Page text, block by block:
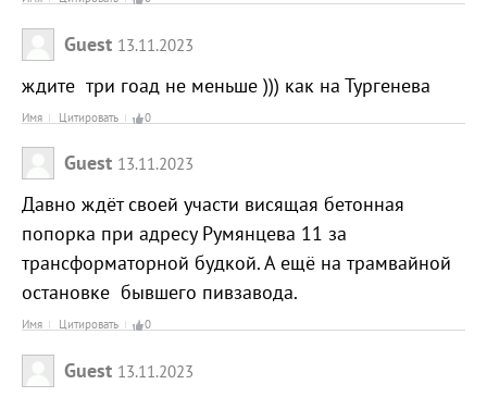
Guest 13.11.2023
ждите три гоад не меньше ))) как на Тургенева
Имя Цитировать 0
Guest 13.11.2023
Давно ждёт своей участи висящая бетонная
попорка при адресу Румянцева 11 за
трансформаторной будкой. А ещё на трамвайной
остановке бывшего пивзавода.
Имя Цитировать 0
Guest 13.11.2023